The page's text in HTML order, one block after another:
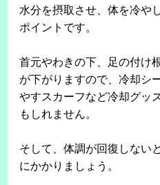
水分を摂取させ、体を冷や
ポイントです。
首元やわきの下、足の付け
が下がりますので、冷却シ
やすスカーフなど冷却グッ
もしれません。
そして、体調が回復しない
にかかりましょう。